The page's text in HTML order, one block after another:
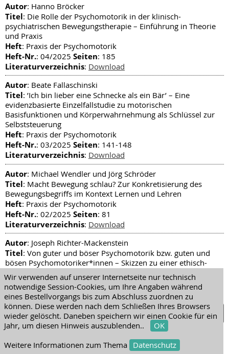
Autor: Hanno Bröcker
Titel: Die Rolle der Psychomotorik in der klinisch-
psychiatrischen Bewegungstherapie – Einführung in Theorie
und Praxis
Heft: Praxis der Psychomotorik
Heft-Nr.: 04/2025 Seiten: 185
Literaturverzeichnis: Download
Autor: Beate Fallaschinski
Titel: ’Ich bin lieber eine Schnecke als ein Bär’ – Eine
evidenzbasierte Einzelfallstudie zu motorischen
Basisfunktionen und Körperwahrnehmung als Schlüssel zur
Selbststeuerung
Heft: Praxis der Psychomotorik
Heft-Nr.: 03/2025 Seiten: 141-148
Literaturverzeichnis: Download
Autor: Michael Wendler und Jörg Schröder
Titel: Macht Bewegung schlau? Zur Konkretisierung des
Bewegungsbegriffs im Kontext Lernen und Lehren
Heft: Praxis der Psychomotorik
Heft-Nr.: 02/2025 Seiten: 81
Literaturverzeichnis: Download
Autor: Joseph Richter-Mackenstein
Titel: Von guter und böser Psychomotorik bzw. guten und
bösen Psychomotoriker*innen – Skizzen zu einer ethisch-
normativen Bestimmung des professionellen Handelns von
Motolog*innen und Psychomotoriker*innen
Heft : Praxis der Psychomotorik
Heft-Nr.: 02/2025Seiten: 100
Literaturverzeichnis:Download
Autor: Frank Francesco Birk und Sandra Mirbek
Titel: Bildung für Nachhaltige Entwicklung (BNE) und
Klimawandel als Themen der Psychomotorik /Motologie
Wir verwenden auf unserer Internetseite nur technisch
notwendige Session-Cookies, um Ihre Angaben während
eines Bestellvorgangs bis zum Abschluss zuordnen zu
können. Diese werden nach dem Schließen Ihres Browsers
wieder gelöscht. Daneben speichern wir einen Cookie für ein
Jahr, um diesen Hinweis auszublenden..
OK
Weitere Informationen zum Thema
Datenschutz